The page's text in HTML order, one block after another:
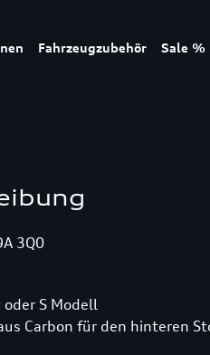
Fahrzeugzubehör Sale %
3Q0
S Modell
Carbon für den hinteren